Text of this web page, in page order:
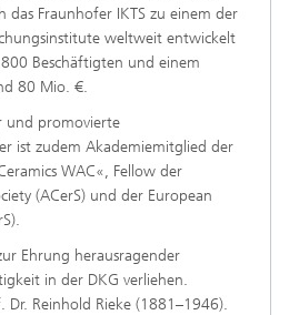
das Fraunhofer IKTS zu einem der
weltweit entwickelt
Beschäftigten und einem
80 Mio. €.
und promovierte
ist zudem Akademiemitglied der
WAC«, Fellow der
(ACerS) und der European
Ehrung herausragender
in der DKG verliehen.
Dr. Reinhold Rieke (1881–1946).